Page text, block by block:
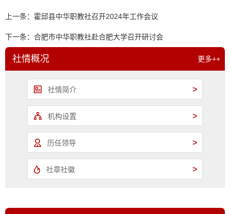
上一条： 霍邱县中华职教社召开2024年工作会议
下一条： 合肥市中华职教社赴合肥大学召开研讨会
社情概况 更多++
社情简介 >
机构设置 >
历任领导 >
社章社徽 >